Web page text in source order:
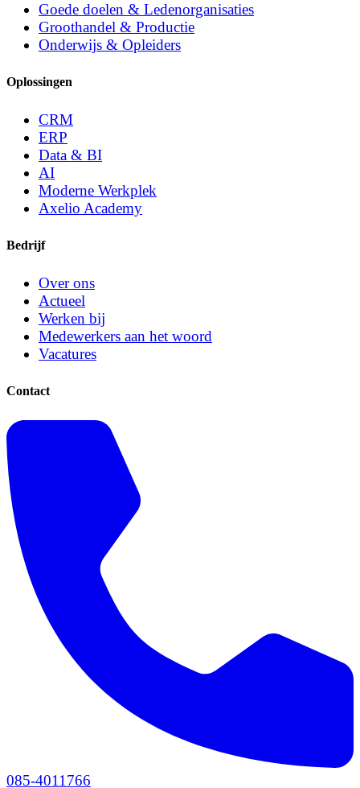
Goede doelen & Ledenorganisaties
Groothandel & Productie
Onderwijs & Opleiders
Oplossingen
CRM
ERP
Data & BI
AI
Moderne Werkplek
Axelio Academy
Bedrijf
Over ons
Actueel
Werken bij
Medewerkers aan het woord
Vacatures
Contact
085-4011766